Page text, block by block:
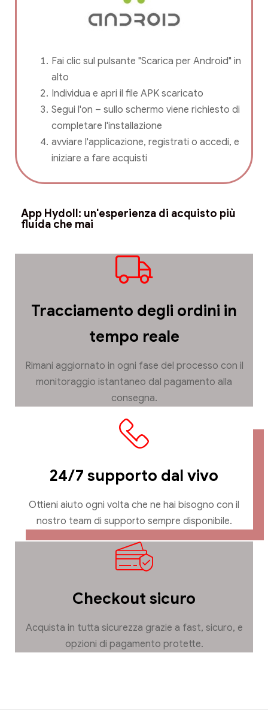
Fai clic sul pulsante "Scarica per Android" in
alto
Individua e apri il file APK scaricato
Segui l'on – sullo schermo viene richiesto di
completare l'installazione
avviare l'applicazione, registrati o accedi, e
iniziare a fare acquisti
App Hydoll: un'esperienza di acquisto più
fluida che mai
Tracciamento degli ordini in
tempo reale
Rimani aggiornato in ogni fase del processo con il
monitoraggio istantaneo dal pagamento alla
consegna.
24/7 supporto dal vivo
Ottieni aiuto ogni volta che ne hai bisogno con il
nostro team di supporto sempre disponibile.
Checkout sicuro
Acquista in tutta sicurezza grazie a fast, sicuro, e
opzioni di pagamento protette.